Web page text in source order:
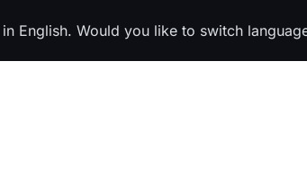
English. Would you like to switch